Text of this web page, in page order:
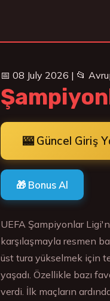
📅 08 July 2026 | 📂
🎰 Güncel Giriş
🎁 Bonus Al
UEFA Şampiyonlar
karşılaşmayla resmen
üst tura yükselmek için
yaşadı. Özellikle bazı
verdi. İlk maçların